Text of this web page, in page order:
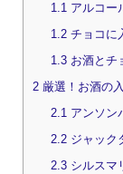
1.1アルコー
1.2チョコに
1.3お酒とチ
2厳選！お酒の
2.1アンソン
2.2ジャック
2.3シルスマ